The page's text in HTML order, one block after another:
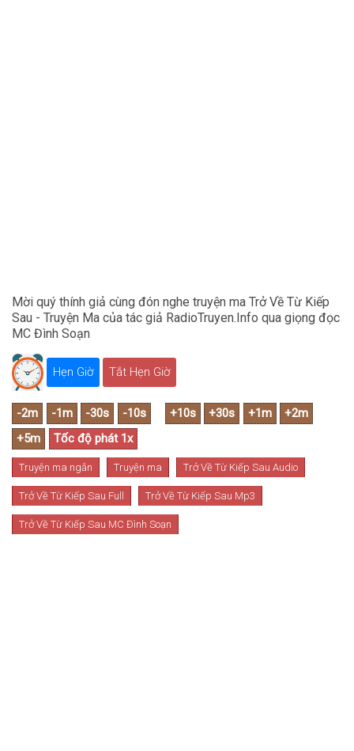
Mời quý thính giả cùng đón nghe truyện ma Trở Về Từ Kiếp
Sau - Truyện Ma của tác giả RadioTruyen.Info qua giọng đọc
MC Đình Soạn
Hẹn Giờ Tắt Hẹn Giờ
Truyện ma ngắn Truyện ma Trở Về Từ Kiếp Sau Audio
Trở Về Từ Kiếp Sau Full Trở Về Từ Kiếp Sau Mp3
Trở Về Từ Kiếp Sau MC Đình Soạn